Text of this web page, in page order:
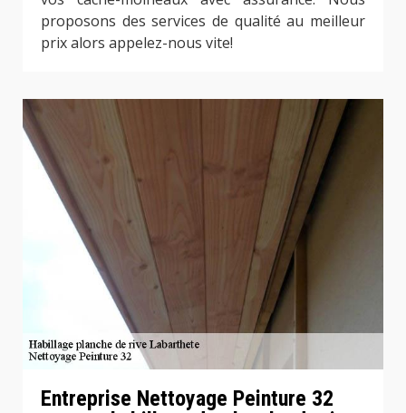
proposons des services de qualité au meilleur
prix alors appelez-nous vite!
Entreprise Nettoyage Peinture 32